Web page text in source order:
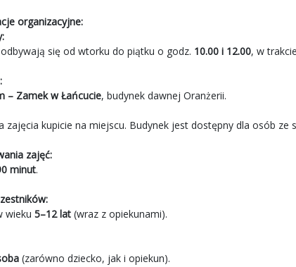
organizacyjne:
się od wtorku do piątku o godz. 10.00 i 12.00, w
– Zamek w Łańcucie, budynek dawnej Oranżerii.
zajęcia kupicie na miejscu. Budynek jest dostępny dla osób
zajęć:
minut.
wieku 5–12 lat (wraz z opiekunami).
(zarówno dziecko, jak i opiekun).